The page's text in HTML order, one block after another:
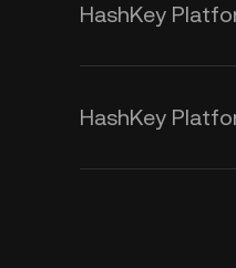
HashKey
HashKey